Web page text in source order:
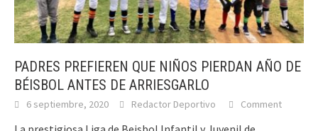
PADRES PREFIEREN QUE NIÑOS PIERDAN AÑO DE
BÉISBOL ANTES DE ARRIESGARLO
6 septiembre, 2020 Redactor Deportivo Comment